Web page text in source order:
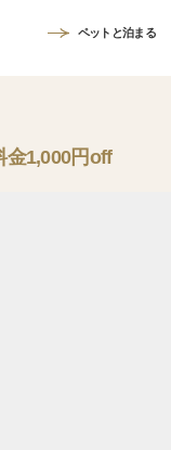
ペットと泊まる
金1,000円off